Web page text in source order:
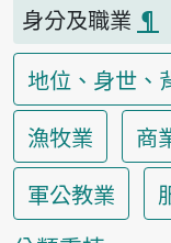
身分及職業 ¶
地位、身世、
漁牧業
商
軍公教業